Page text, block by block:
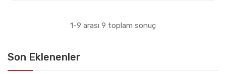
Son Eklenenler
1-9 arası 9 toplam sonuç